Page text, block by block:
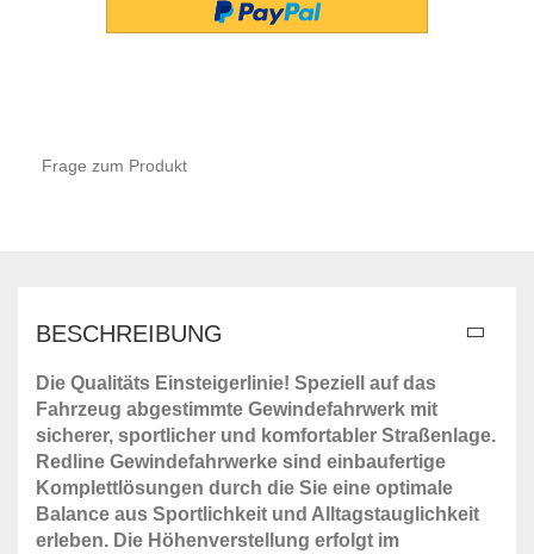
Frage zum Produkt
BESCHREIBUNG
Die Qualitäts Einsteigerlinie! Speziell auf das
Fahrzeug abgestimmte Gewindefahrwerk mit
sicherer, sportlicher und komfortabler Straßenlage.
Redline Gewindefahrwerke sind einbaufertige
Komplettlösungen durch die Sie eine optimale
Balance aus Sportlichkeit und Alltagstauglichkeit
erleben. Die Höhenverstellung erfolgt im